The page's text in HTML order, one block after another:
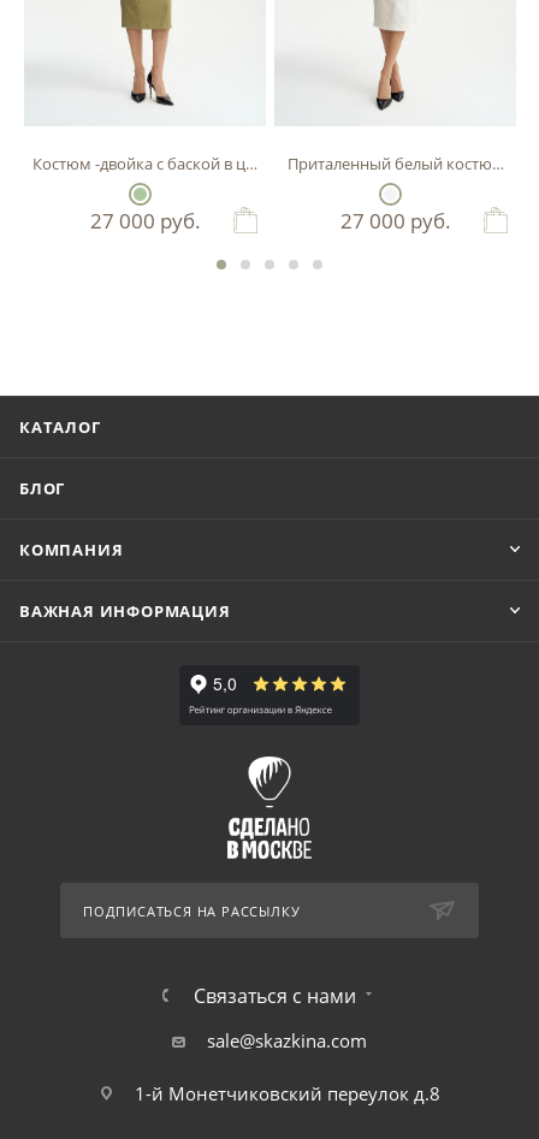
Костюм -двойка с баской в цвете фисташка
27 000 руб.
Приталенный белый костюм-
27 000 руб.
КАТАЛОГ
БЛОГ
КОМПАНИЯ
ВАЖНАЯ ИНФОРМАЦИЯ
ПОДПИСАТЬСЯ НА РАССЫЛКУ
Связаться с нами
sale@skazkina.com
1-й Монетчиковский переулок д.8